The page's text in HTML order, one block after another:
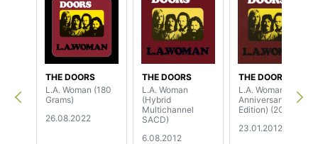
THE DOORS
L.A. Woman (180
Grams)
26.08.2022
THE DOORS
L.A. Woman
(Hybrid
Multichannel
SACD)
6.08.2012
THE DOORS
L.A. Woman (40th
Anniversary
Edition) (2CD)
23.01.2012